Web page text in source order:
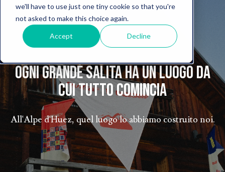
we'll have to use just one tiny cookie so that you're
not asked to make this choice again.
Accept Decline
Ogni grande salita ha un luogo da
cui tutto comincia
All'Alpe d'Huez, quel luogo lo abbiamo costruito noi.